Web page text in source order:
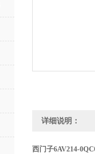
详细说明：
西门子6AV214-